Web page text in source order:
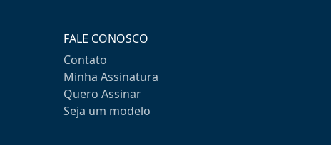
FALE CONOSCO
Contato
Minha Assinatura
Quero Assinar
Seja um modelo